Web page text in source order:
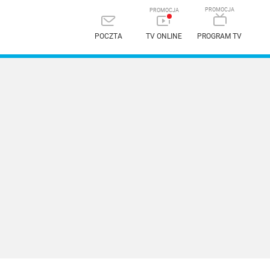
POCZTA TV ONLINE PROGRAM TV